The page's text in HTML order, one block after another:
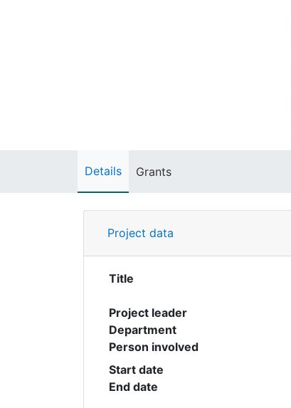
Details Grants
Project data
Title
Project leader
Department
Person involved
Start date
End date